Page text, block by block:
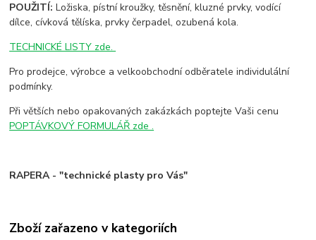
POUŽITÍ:Ložiska, pístní kroužky, těsnění, kluzné prvky, vodící
dílce, cívková tělíska, prvky čerpadel, ozubená kola.
TECHNICKÉ LISTY zde.
Pro prodejce, výrobce a velkoobchodní odběratele individulální
podmínky.
Při větších nebo opakovaných zakázkách poptejte Vaši cenu
POPTÁVKOVÝ FORMULÁŘ zde .
RAPERA - "technické plasty pro Vás"
Zboží zařazeno v kategoriích